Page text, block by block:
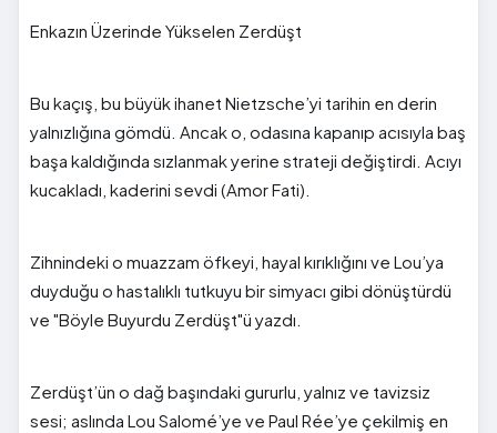
Enkazın Üzerinde Yükselen Zerdüşt
Bu kaçış, bu büyük ihanet Nietzsche’yi tarihin en derin
yalnızlığına gömdü. Ancak o, odasına kapanıp acısıyla baş
başa kaldığında sızlanmak yerine strateji değiştirdi. Acıyı
kucakladı, kaderini sevdi (Amor Fati).
Zihnindeki o muazzam öfkeyi, hayal kırıklığını ve Lou’ya
duyduğu o hastalıklı tutkuyu bir simyacı gibi dönüştürdü
ve "Böyle Buyurdu Zerdüşt"ü yazdı.
Zerdüşt’ün o dağ başındaki gururlu, yalnız ve tavizsiz
sesi; aslında Lou Salomé’ye ve Paul Rée’ye çekilmiş en